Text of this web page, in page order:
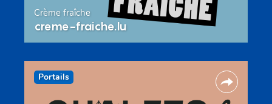
Crème fraîche
creme-fraiche.lu
Portails